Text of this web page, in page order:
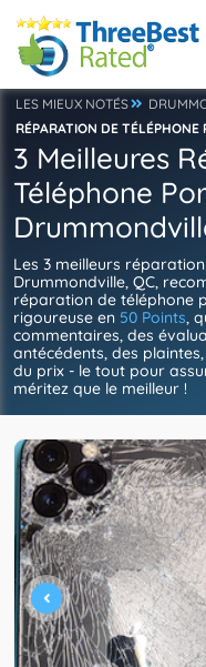
LES MIEUX NOTÉS
RÉPARATION DE TÉLÉPHONE
3 Meilleures
Téléphone
Les 3 meilleurs
Drummondville, QC,
réparation de téléphone
rigoureuse en 50 Points,
commentaires, des
antécédents, des
du prix - le tout pour
méritez que le meilleur !